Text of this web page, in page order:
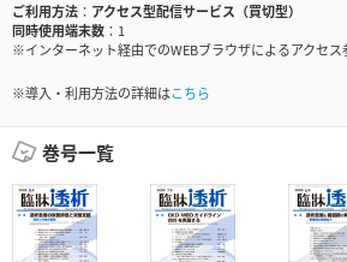
ご利用方法
アクセス型配信サービス（買切型）
同時使用端末数
1
※インターネット経由でのWEBブラウザによるアクセス
※導入・利用方法の詳細はこちら
巻号一覧